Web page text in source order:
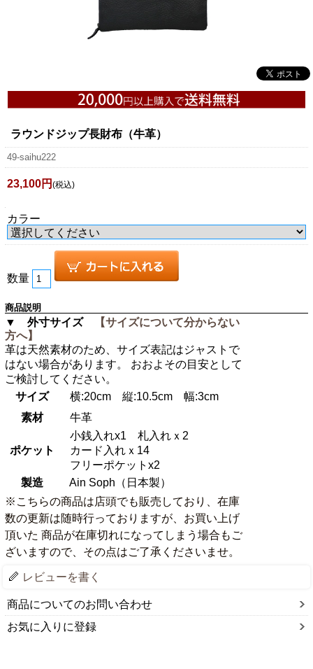
ラウンドジップ長財布（牛革）
49-saihu222
23,100円 (税込)
カラー
数量
商品説明
▼ 外寸サイズ
【サイズについて分からない
方へ】
革は天然素材のため、サイズ表記はジャストで
はない場合があります。 おおよその目安として
ご検討してください。
サイズ
横:20cm 縦:10.5cm 幅:3cm
素材
牛革
ポケット
小銭入れx1 札入れｘ2
カード入れｘ14
フリーポケットx2
製造
Ain Soph（日本製）
※こちらの商品は店頭でも販売しており、在庫
数の更新は随時行っておりますが、お買い上げ
頂いた 商品が在庫切れになってしまう場合もご
ざいますので、その点はご了承くださいませ。
レビューを書く
商品についてのお問い合わせ
お気に入りに登録